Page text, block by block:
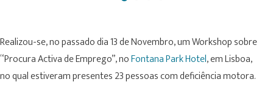
Realizou-se, no passado dia 13 de Novembro, um Workshop sobre
“Procura Activa de Emprego”, noFontana Park Hotel, em Lisboa,
no qual estiveram presentes 23 pessoas com deficiência motora.